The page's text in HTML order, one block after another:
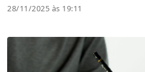
28/11/2025 às 19:11